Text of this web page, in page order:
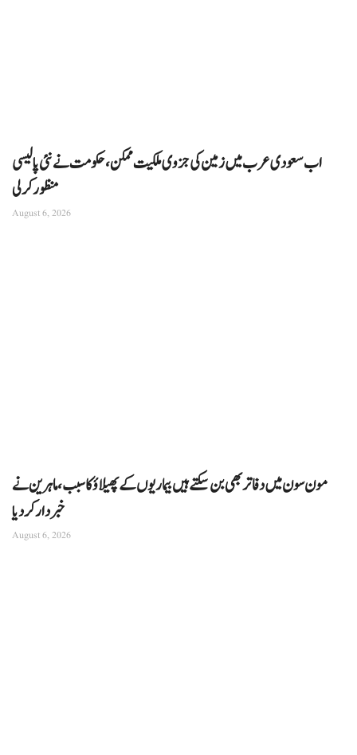
اب سعودی عرب میں زمین کی جزوی ملکیت ممکن، حکومت نے نئی پالیسی
منظور کرلی
August 6, 2026
مون سون میں دفاتر بھی بن سکتے ہیں بیماریوں کے پھیلاؤ کا سبب، ماہرین نے
خبردار کر دیا
August 6, 2026